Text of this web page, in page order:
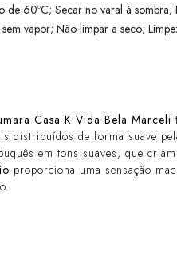
de 60ºC; Secar no varal à sombra;
vapor; Não limpar a seco;
Casa K Vida Bela Marceli
distribuídos de forma suave
em tons suaves, que
proporciona uma sensação